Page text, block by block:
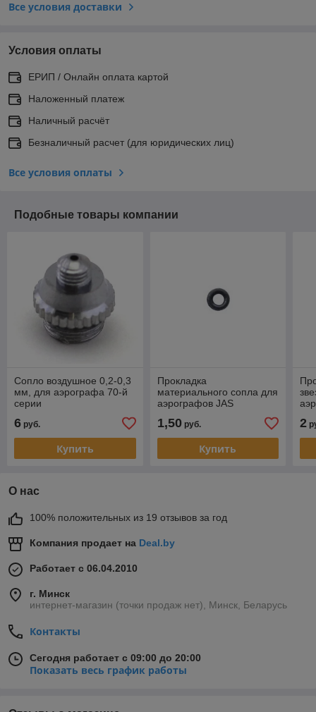
Все условия доставки
Условия оплаты
ЕРИП / Онлайн оплата картой
Наложенный платеж
Наличный расчёт
Безналичный расчет (для юридических лиц)
Все условия оплаты
Подобные товары компании
Сопло воздушное 0,2-0,3
мм, для аэрографа 70-й
серии
6 руб.
Купить
Прокладка
материального сопла для
аэрографов JAS
1,50руб.
Купить
2
О нас
100% положительных из 19 отзывов за год
Компания продает на Deal.by
Работает с 06.04.2010
г. Минск
интернет-магазин (точки продаж нет), Минск, Беларусь
Контакты
Сегодня работает с 09:00 до 20:00
Показать весь график работы